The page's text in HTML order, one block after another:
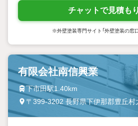
チャットで見積も
※外壁塗装専門サイト「外壁塗装の窓
有限会社南信興業
下市田駅1.40km
〒399-3202 長野県下伊那郡豊丘